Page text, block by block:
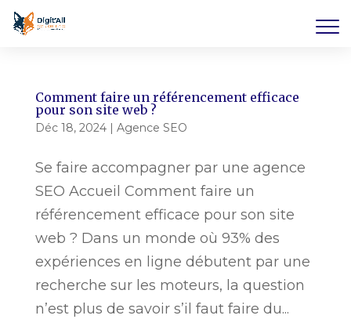
Comment faire un référencement efficace
pour son site web ?
Déc 18, 2024| Agence SEO
Se faire accompagner par une agence
SEO Accueil Comment faire un
référencement efficace pour son site
web ? Dans un monde où 93% des
expériences en ligne débutent par une
recherche sur les moteurs, la question
n’est plus de savoir s’il faut faire du...